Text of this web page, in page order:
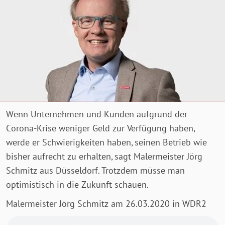
Wenn Unternehmen und Kunden aufgrund der
Corona-Krise weniger Geld zur Verfügung haben,
werde er Schwierigkeiten haben, seinen Betrieb wie
bisher aufrecht zu erhalten, sagt Malermeister Jörg
Schmitz aus Düsseldorf. Trotzdem müsse man
optimistisch in die Zukunft schauen.
Malermeister Jörg Schmitz am 26.03.2020 in WDR2